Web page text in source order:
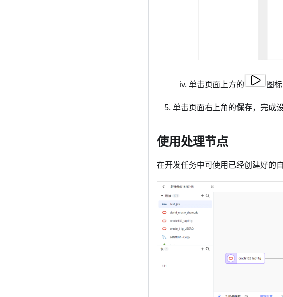
单击页面上方的 图
单击页面右上角的保存，完成
使用处理节点
在开发任务中可使用已经创建好的